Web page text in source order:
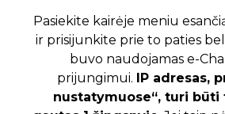
Pasiekite kairėje meniu
ir prisijunkite prie to paties
buvo naudojamas e-
prijungimui. IP adresas,
nustatymuose“, turi būti